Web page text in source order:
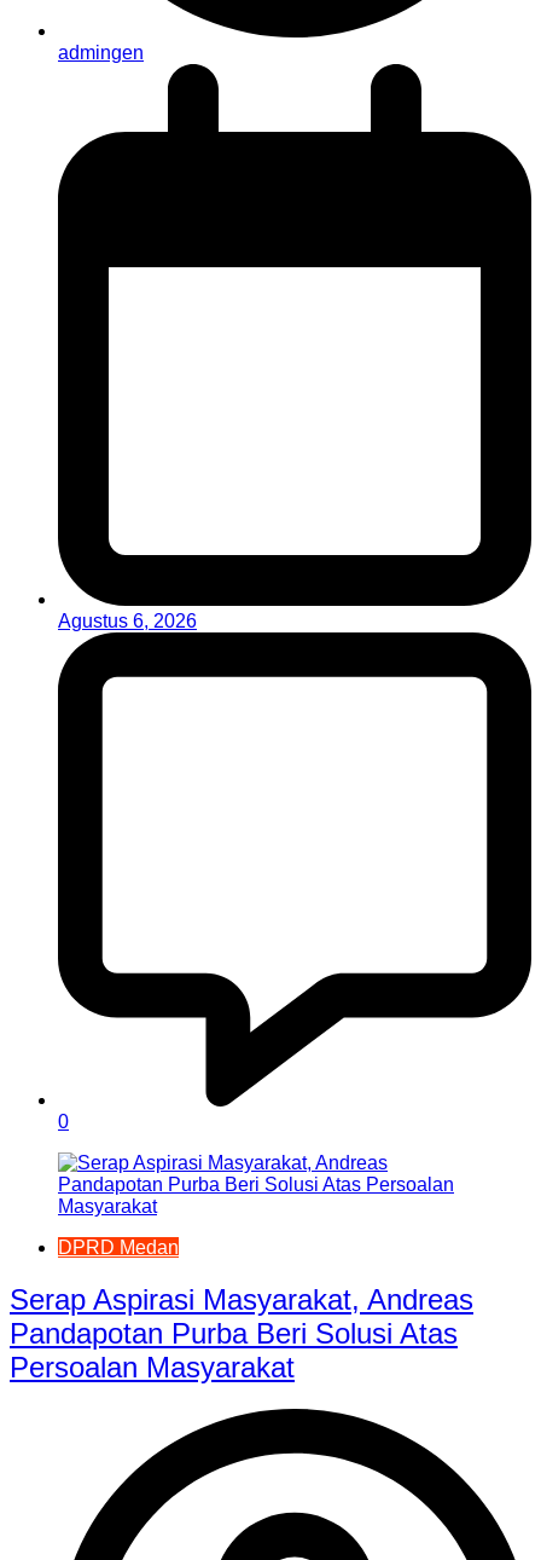
admingen
Agustus 6, 2026
0
DPRD Medan
Serap Aspirasi Masyarakat, Andreas
Pandapotan Purba Beri Solusi Atas
Persoalan Masyarakat